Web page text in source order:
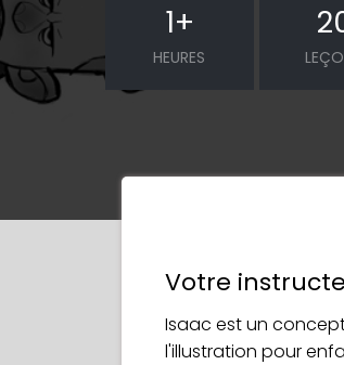
1+
HEURES
Votre
Isaac est un
l'illustration pour